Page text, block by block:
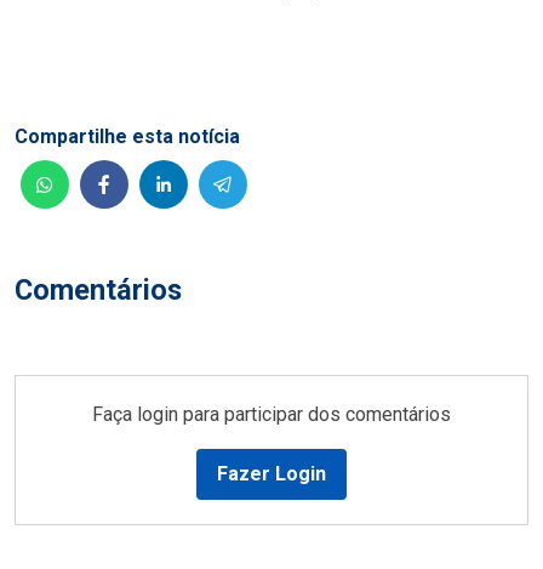
Comentários
Compartilhe esta notícia
Faça login para participar dos comentários
Fazer Login